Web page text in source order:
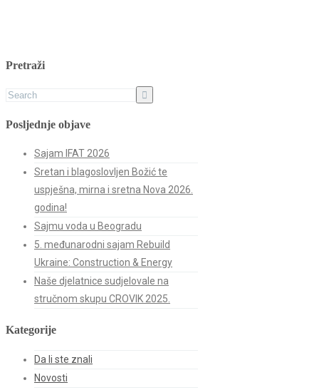
Pretraži
Posljednje objave
Sajam IFAT 2026
Sretan i blagoslovljen Božić te
uspješna, mirna i sretna Nova 2026.
godina!
Sajmu voda u Beogradu
5. međunarodni sajam Rebuild
Ukraine: Construction & Energy
Naše djelatnice sudjelovale na
stručnom skupu CROVIK 2025.
Kategorije
Da li ste znali
Novosti